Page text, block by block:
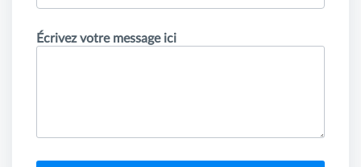
Écrivez votre message ici